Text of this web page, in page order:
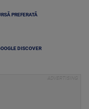
PREFERATĂ
DISCOVER